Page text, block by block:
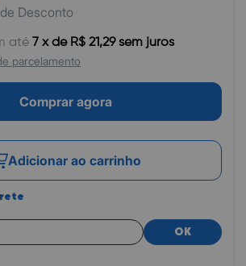
Desconto
até 7 x de R$ 21,29 sem juros
parcelamento
Comprar agora
Adicionar ao carrinho
OK